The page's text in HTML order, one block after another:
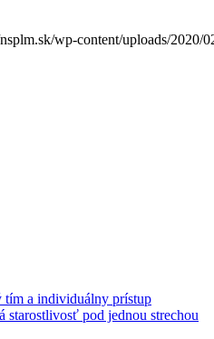
wp-content/uploads/
tím a individuálny prístup
starostlivosť pod jednou strechou